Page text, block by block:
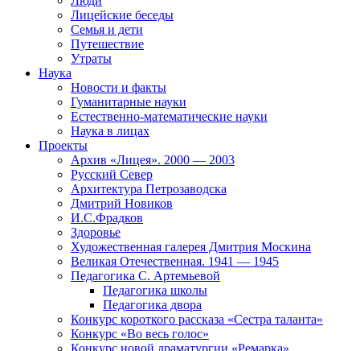
Лицейские беседы
Семья и дети
Путешествие
Утраты
Наука
Новости и факты
Гуманитарные науки
Естественно-математические науки
Наука в лицах
Проекты
Архив «Лицея». 2000 — 2003
Русский Север
Архитектура Петрозаводска
Дмитрий Новиков
И.С.Фрадков
Здоровье
Художественная галерея Дмитрия Москина
Великая Отечественная. 1941 — 1945
Педагогика С. Артемьевой
Педагогика школы
Педагогика двора
Конкурс короткого рассказа «Сестра таланта»
Конкурс «Во весь голос»